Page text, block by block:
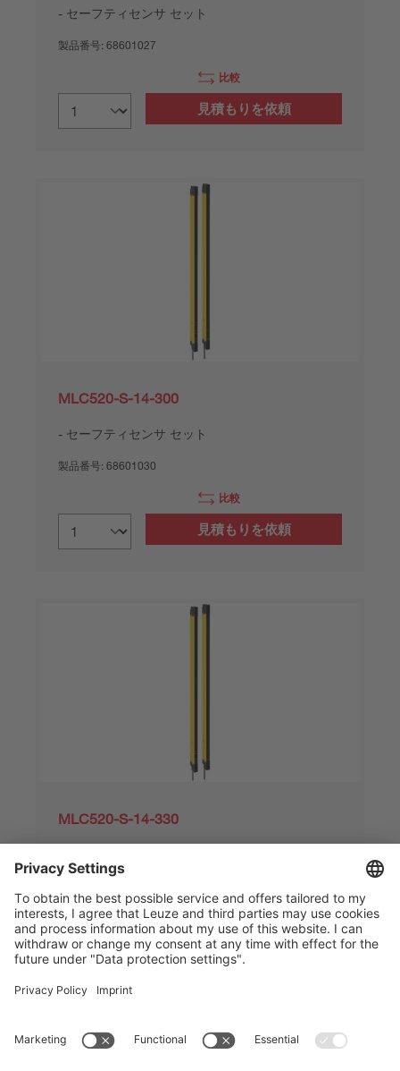
セーフティセンサ セット
製品番号: 68601027
比較
見積もりを依頼
MLC520-S-14-300
セーフティセンサ セット
製品番号: 68601030
比較
見積もりを依頼
MLC520-S-14-330
比較
見積もりを依頼
1 2 3 6